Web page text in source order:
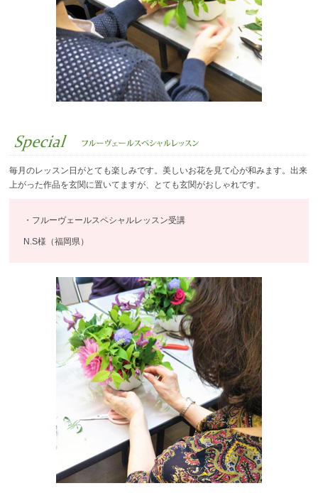
毎月のレッスン日がとても楽しみです。美しいお花を見て心が和みます。出来
上がった作品を玄関に置いてますが、とても玄関がおしゃれです。
・フルーヴェールスペシャルレッスン受講
N.S様（福岡県）